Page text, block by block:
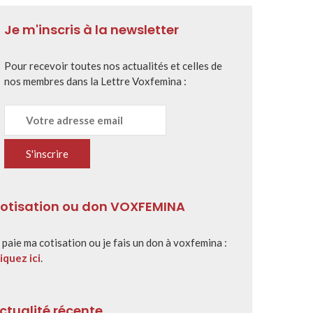
Je m'inscris à la newsletter
Pour recevoir toutes nos actualités et celles de
nos membres dans la Lettre Voxfemina :
ou don VOXFEMINA
paie ma cotisation ou je fais un don à voxfemina :
ici.